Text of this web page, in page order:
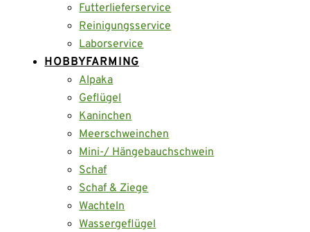
Futterlieferservice
Reinigungsservice
Laborservice
HOBBYFARMING
Alpaka
Geflügel
Kaninchen
Meerschweinchen
Mini-/ Hängebauchschwein
Schaf
Schaf & Ziege
Wachteln
Wassergeflügel